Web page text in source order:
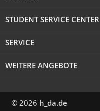
STUDENT SERVICE CENTER
SERVICE
WEITERE ANGEBOTE
© 2026 h_da.de